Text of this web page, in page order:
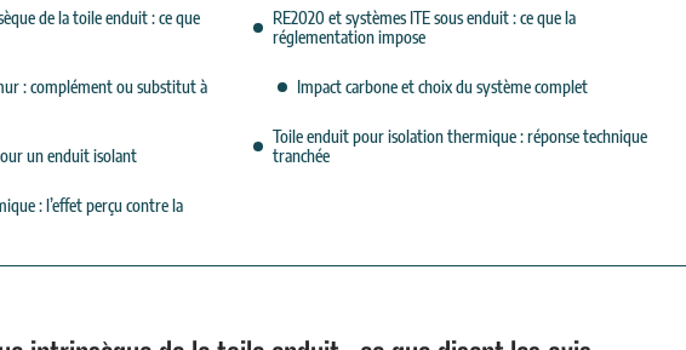
de la toile enduit : ce que
: complément ou substitut à
un enduit isolant
: l’effet perçu contre la
RE2020 et systèmes ITE sous enduit : ce que la
réglementation impose
Impact carbone et choix du système complet
Toile enduit pour isolation thermique : réponse technique
tranchée